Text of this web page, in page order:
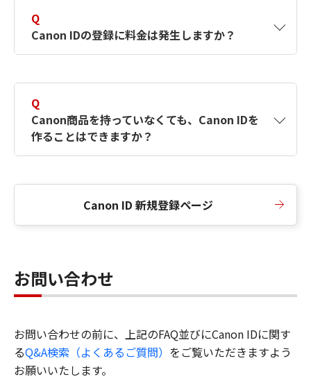
択したサービスから取得します。アカウントを
簡単に作成できるように、この情報を使用して
Canon IDの登録フォームを入力します。
Q
Canon IDの登録に料金は発生しますか？
Q
Canon商品を持っていなくても、Canon IDを
作ることはできますか？
Canon ID 新規登録ページ
お問い合わせ
お問い合わせの前に、上記のFAQ並びにCanon IDに関す
るQ&A検索（よくあるご質問） をご覧いただきますよう
お願いいたします。